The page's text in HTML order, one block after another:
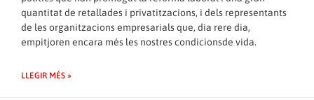
quantitat de retallades i privatitzacions, i dels representants
de les organitzacions empresarials que, dia rere dia,
empitjoren encara més les nostres condicionsde vida.
LLEGIR MÉS »